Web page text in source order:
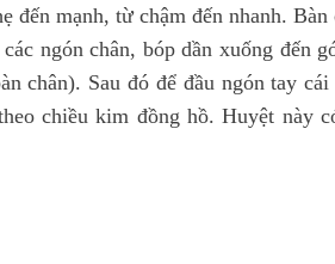
đến mạnh, từ chậm đến nhanh.
ngón chân, bóp dần xuống đến
chân). Sau đó để đầu ngón tay
chiều kim đồng hồ. Huyệt này